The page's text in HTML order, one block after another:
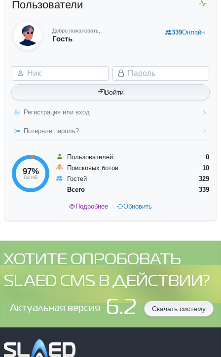
Пользователи
Добро пожаловать,
Гость
Ник Пароль
Войти
Регистрация или вход
Потеряли пароль?
339Онлайн
97%
Гостей
Пользователей
0
Поисковых ботов
10
Гостей
329
Всего
339
Подробнее Обновить
ХОТИТЕ ОПРОБОВАТЬ
SLAED CMS В ДЕЙСТВИИ?
Aктуальная версия 6.2 Скачать систему